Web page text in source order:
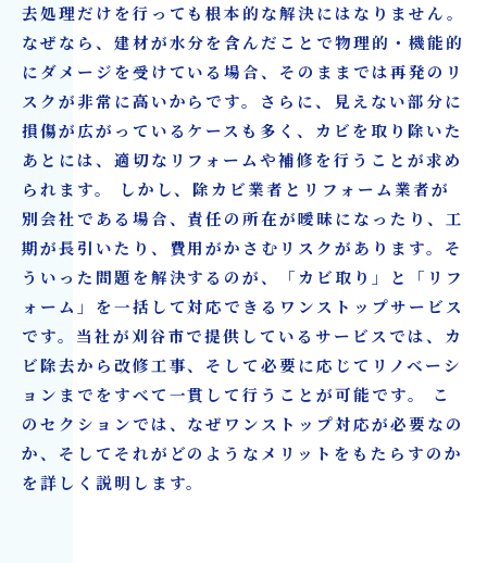
去処理だけを行っても根本的な解決にはなりません。
なぜなら、建材が水分を含んだことで物理的・機能的
にダメージを受けている場合、そのままでは再発のリ
スクが非常に高いからです。さらに、見えない部分に
損傷が広がっているケースも多く、カビを取り除いた
あとには、適切なリフォームや補修を行うことが求め
られます。 しかし、除カビ業者とリフォーム業者が
別会社である場合、責任の所在が曖昧になったり、工
期が長引いたり、費用がかさむリスクがあります。そ
ういった問題を解決するのが、「カビ取り」と「リフ
ォーム」を一括して対応できるワンストップサービス
です。当社が刈谷市で提供しているサービスでは、カ
ビ除去から改修工事、そして必要に応じてリノベーシ
ョンまでをすべて一貫して行うことが可能です。 こ
のセクションでは、なぜワンストップ対応が必要なの
か、そしてそれがどのようなメリットをもたらすのか
を詳しく説明します。